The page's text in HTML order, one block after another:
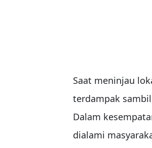
Saat meninjau
terdampak
Dalam
dialami